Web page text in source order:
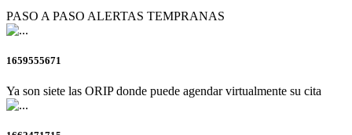
PASO A PASO ALERTAS TEMPRANAS
1659555671
Ya son siete las ORIP donde puede agendar virtualmente su cita